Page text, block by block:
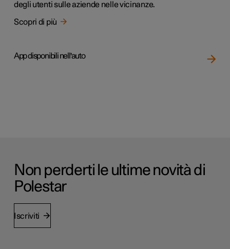
degli utenti sulle aziende nelle vicinanze.
Scopri di più
App disponibili nell'auto
Non perderti le ultime novità di
Polestar
Iscriviti